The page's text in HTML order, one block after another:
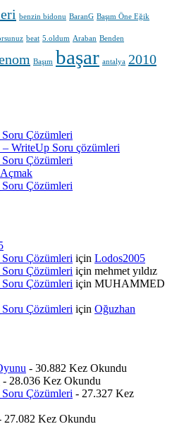
benzin bidonu BaranG Başım Öne Eğik
beat 5.oldum Araban Benden
Başım başar antalya 2010
Soru Çözümleri
WriteUp Soru çözümleri
Soru Çözümleri
Açmak
Soru Çözümleri
Soru Çözümleri için Lodos2005
Soru Çözümleri için mehmet yıldız
Soru Çözümleri için MUHAMMED
Soru Çözümleri için Oğuzhan
- 30.882 Kez Okundu
- 28.036 Kez Okundu
Soru Çözümleri - 27.327 Kez
27.082 Kez Okundu